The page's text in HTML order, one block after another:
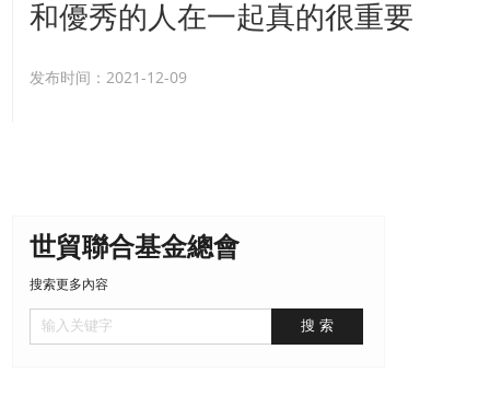
和優秀的人在一起真的很重要
发布时间：2021-12-09
世貿聯合基金總會
搜索更多內容